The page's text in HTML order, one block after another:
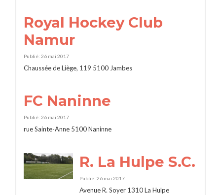
Royal Hockey Club
Namur
Publié: 26 mai 2017
Chaussée de Liège, 119 5100 Jambes
FC Naninne
Publié: 26 mai 2017
rue Sainte-Anne 5100 Naninne
R. La Hulpe S.C.
Publié: 26 mai 2017
Avenue R. Soyer 1310 La Hulpe